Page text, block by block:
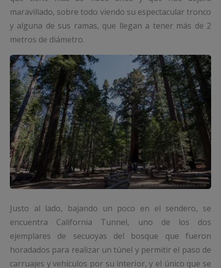
maravillado, sobre todo viendo su espectacular tronco
y alguna de sus ramas, que llegan a tener más de 2
metros de diámetro.
Justo al lado, bajando un poco en el sendero, se
encuentra California Tunnel, uno de los dos
ejemplares de secuoyas del bosque que fueron
horadados para realizar un túnel y permitir el paso de
carruajes y vehículos por su interior, y el único que se